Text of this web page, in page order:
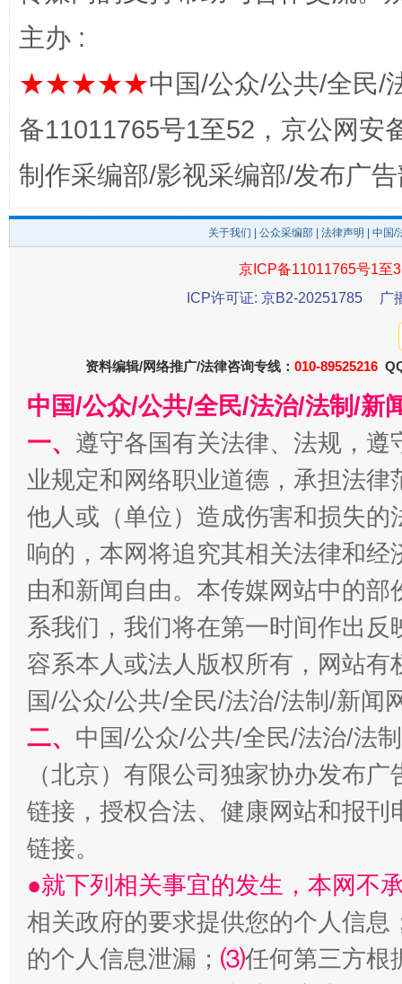
东山县通报“牛蛙产品抗生素超标问题” 法
千年窑火 生生不息 一
揭开“小金库”的免责幌子
主办 :
★★★★★中国/公众/公共/全民/
备11011765号1至52，京公网安
制作采编部/影视采编部/发布广
关于我们 公众采编部 法律声明 | 中国
京ICP备11011765号1至
ICP许可证: 京B2-20251785
广
资料编辑/网络推广/法律咨询专线： 010-89525216
中国/公众/公共/全民/法治/法制/新
一、 遵守各国有关法律、法规，
业规定和网络职业道德，承担法
他人或（单位）造成伤害和损失
响的，本网将追究其相关法律和
由和新闻自由。本传媒网站中的
系我们，我们将在第一时间作出
容系本人或法人版权所有，网站
国/公众/公共/全民/法治/法制/新闻
二、 中国/公众/公共/全民/法治/法
（北京）有限公司独家协办发布
链接，授权合法、健康网站和报
链接。
●就下列相关事宜的发生，本网不
相关政府的要求提供您的个人信息
的个人信息泄漏； ⑶任何第三方根